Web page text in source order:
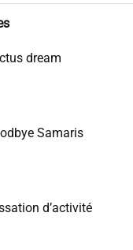
dream
Samaris
d’activité